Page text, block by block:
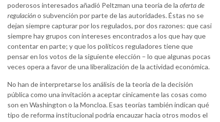
poderosos interesados añadió Peltzman una teoría de la oferta de
regulacióno subvención por parte de las autoridades. Éstas no se
dejan siempre capturar por los regulados, por dos razones: que casi
siempre hay grupos con intereses encontrados a los que hay que
contentar en parte; y que los políticos reguladores tiene que
pensar en los votos de la siguiente elección – lo que algunas pocas
veces opera a favor de una liberalización de la actividad económica.
No han de interpretarse los análisis de la teoría de la decisión
pública como una invitación a aceptar cínicamente las cosas como
son en Washington o la Moncloa. Esas teorías también indican qué
tipo de reforma institucional podría encauzar hacia otros modos el